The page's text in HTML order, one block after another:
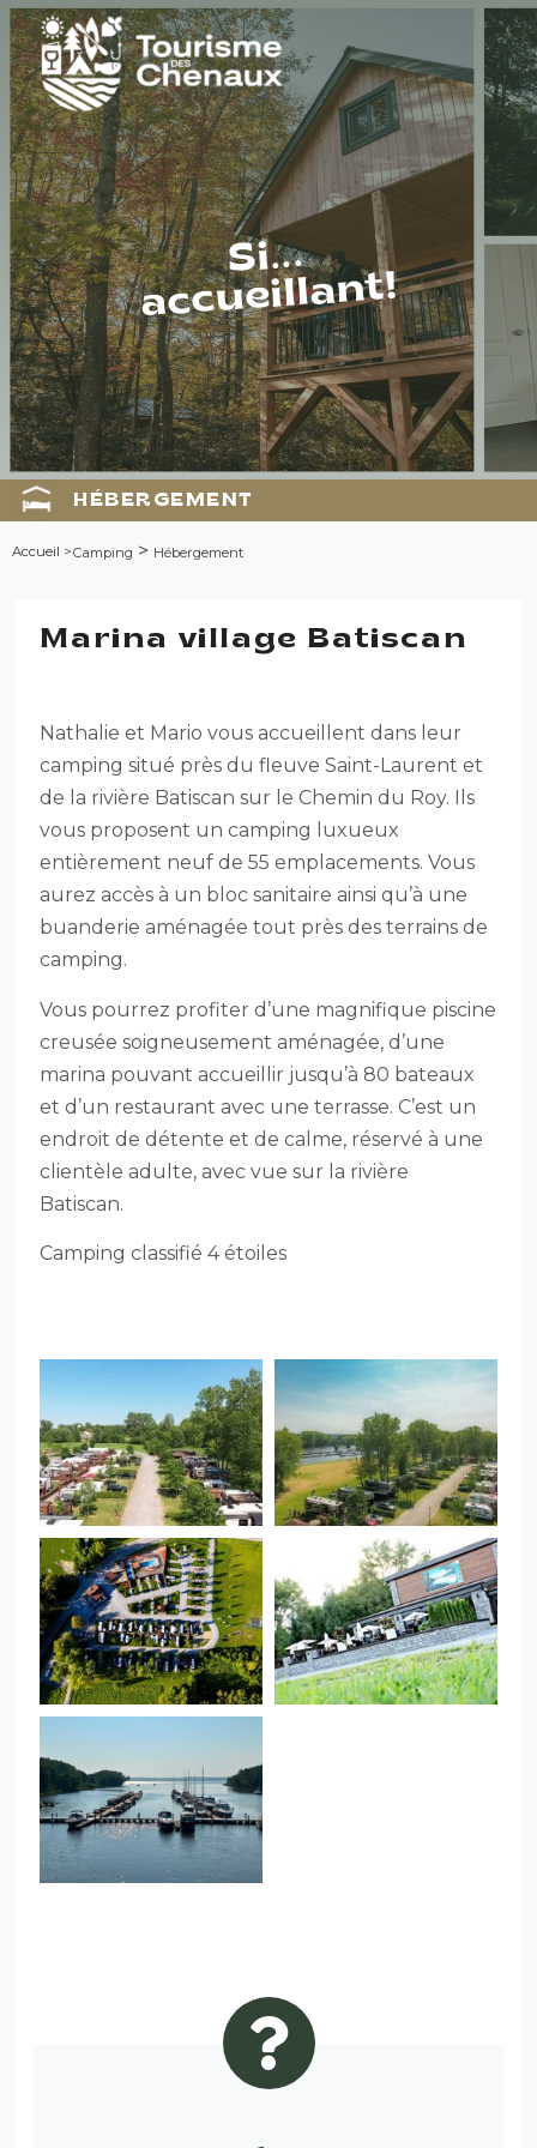
Si...
accueillant!
HÉBERGEMENT
Accueil >Camping > Hébergement
Marina village Batiscan
Nathalie et Mario vous accueillent dans leur
camping situé près du fleuve Saint-Laurent et
de la rivière Batiscan sur le Chemin du Roy. Ils
vous proposent un camping luxueux
entièrement neuf de 55 emplacements. Vous
aurez accès à un bloc sanitaire ainsi qu’à une
buanderie aménagée tout près des terrains de
camping.
Vous pourrez profiter d’une magnifique piscine
creusée soigneusement aménagée, d’une
marina pouvant accueillir jusqu’à 80 bateaux
et d’un restaurant avec une terrasse. C’est un
endroit de détente et de calme, réservé à une
clientèle adulte, avec vue sur la rivière
Batiscan.
Camping classifié 4 étoiles